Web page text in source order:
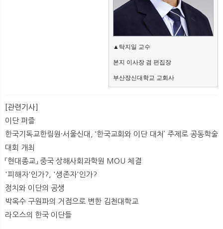
▲탁지일 교수
본지 이사장 겸 편집장
부산장신대학교 교회사
[관련기사]
이단 퍼즐
한국기독교한림원·서울신대, ‘한국교회와 이단 대처’ 주제로 공동학술
대회 개최
「현대종교」 중국 상해사회과학원 MOU 체결
'피해자'인가?, '생존자'인가?
정치와 이단의 공생
박옥수 구원파의 거점으로 변한 김천대학교
라오스의 한국 이단들